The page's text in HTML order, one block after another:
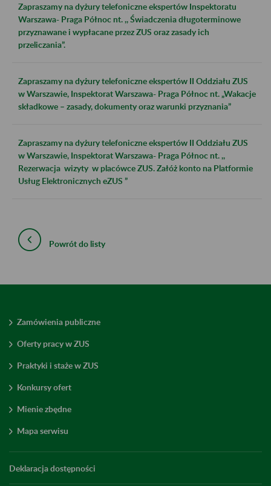
Zapraszamy na dyżury telefoniczne ekspertów Inspektoratu
Warszawa- Praga Północ nt. ,, Świadczenia długoterminowe
przyznawane i wypłacane przez ZUS oraz zasady ich
przeliczania”.
Zapraszamy na dyżury telefoniczne ekspertów II Oddziału ZUS
w Warszawie, Inspektorat Warszawa- Praga Północ nt. „Wakacje
składkowe – zasady, dokumenty oraz warunki przyznania”
Zapraszamy na dyżury telefoniczne ekspertów II Oddziału ZUS
w Warszawie, Inspektorat Warszawa- Praga Północ nt. ,,
Rezerwacja wizyty w placówce ZUS. Załóż konto na Platformie
Usług Elektronicznych eZUS ”
Powrót do listy
Zamówienia publiczne
Oferty pracy w ZUS
Praktyki i staże w ZUS
Konkursy ofert
Mienie zbędne
Mapa serwisu
Deklaracja dostępności